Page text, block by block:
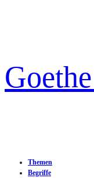
Themen
Begriffe